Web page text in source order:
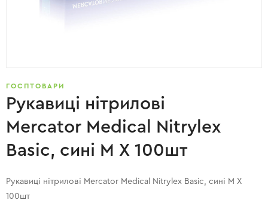
ГОСПТОВАРИ
Рукавиці нітрилові
Mercator Medical Nitrylex
Basic, сині M X 100шт
Рукавиці нітрилові Mercator Medical Nitrylex Basic, сині M X
100шт